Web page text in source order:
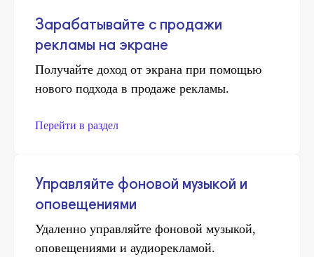
Зарабатывайте с продажи
рекламы на экране
Получайте доход от экрана при помощью
нового подхода в продаже рекламы.
Перейти в раздел
Управляйте фоновой музыкой и
оповещениями
Удаленно управляйте фоновой музыкой,
оповещениями и аудиорекламой.
© Все права защищены
ООО "Эддреалити" 2026